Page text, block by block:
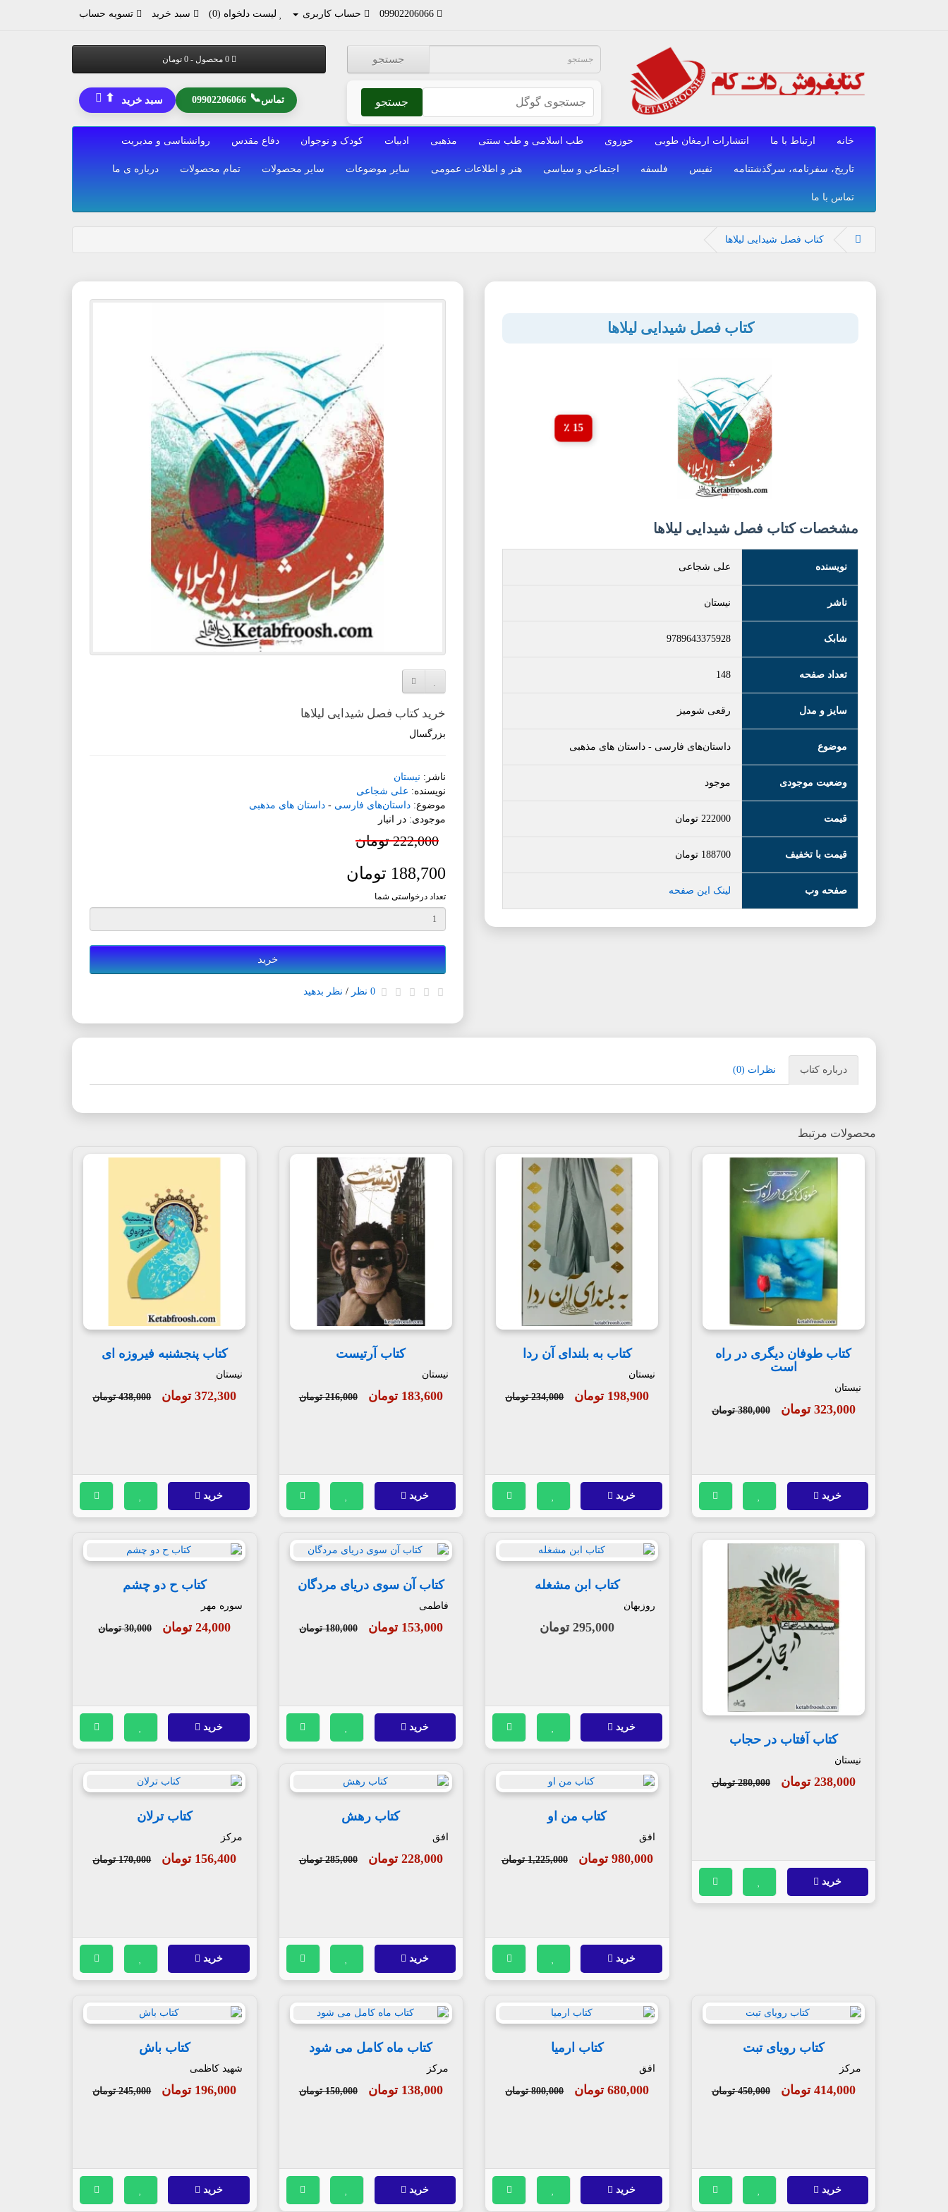
09902206066 حساب کاربری لیست دلخواه (0) سبد خرید تسویه حساب
جستجو
جستجو
0 محصول - 0 تومان
تماس📞
09902206066 سبد خرید ⬆
خانه ارتباط با ما انتشارات ارمغان طوبی حوزوی طب اسلامی و طب سنتی مذهبی ادبیات کودک و نوجوان دفاع مقدس روانشناسی و مدیریت
تاریخ، سفرنامه، سرگذشتنامه نفیس فلسفه اجتماعی و سیاسی هنر و اطلاعات عمومی سایر موضوعات سایر محصولات تمام محصولات درباره ی ما
تماس با ما
کتاب فصل شیدایی لیلاها
کتاب فصل شیدایی لیلاها
15 ٪
مشخصات کتاب فصل شیدایی لیلاها
نویسنده علی شجاعی
ناشر نیستان
شابک 9789643375928
تعداد صفحه 148
سایز و مدل رقعی شومیز
موضوع داستان‌های فارسی - داستان های مذهبی
وضعیت موجودی موجود
قیمت 222000 تومان
قیمت با تخفیف 188700 تومان
صفحه وب لینک این صفحه
افزودن به لیست دلخواه
خرید کتاب فصل شیدایی لیلاها
بزرگسال
ناشر: نیستان
نویسنده: علی شجاعی
موضوع: داستان‌های فارسی - داستان های مذهبی
موجودی: در انبار
222,000 تومان
188,700 تومان
تعداد درخواستی شما
خرید
0 نظر / نظر بدهید
درباره کتاب نظرات (0)
محصولات مرتبط
کتاب طوفان دیگری در راه
است
نیستان
323,000 تومان 380,000 تومان
خرید
کتاب به بلندای آن ردا
نیستان
198,900 تومان 234,000 تومان
خرید
کتاب آرتیست
نیستان
183,600 تومان 216,000 تومان
خرید
کتاب پنجشنبه فیروزه ای
نیستان
372,300 تومان 438,000 تومان
خرید
کتاب آفتاب در حجاب
نیستان
238,000 تومان 280,000 تومان
خرید
کتاب ابن مشغله
روزبهان
295,000 تومان
خرید
کتاب آن سوی دریای مردگان
فاطمی
153,000 تومان 180,000 تومان
خرید
کتاب ح دو چشم
سوره مهر
24,000 تومان 30,000 تومان
خرید
کتاب من او
افق
980,000 تومان 1,225,000 تومان
خرید
کتاب رهش
افق
228,000 تومان 285,000 تومان
خرید
کتاب ترلان
مرکز
156,400 تومان 170,000 تومان
خرید
کتاب رویای تبت
مرکز
414,000 تومان 450,000 تومان
خرید
کتاب ارمیا
افق
680,000 تومان 800,000 تومان
خرید
کتاب ماه کامل می شود
مرکز
138,000 تومان 150,000 تومان
خرید
کتاب باش
شهید کاظمی
196,000 تومان 245,000 تومان
خرید